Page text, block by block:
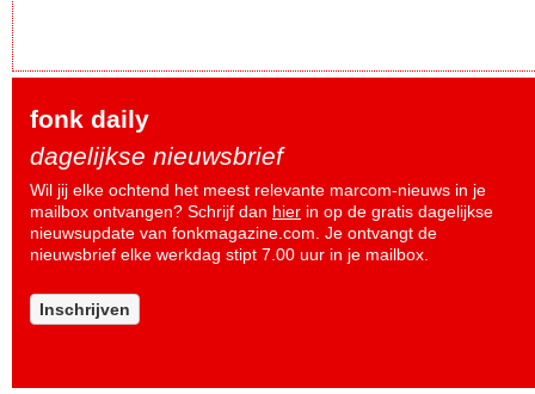
fonk daily
dagelijkse nieuwsbrief
Wil jij elke ochtend het meest relevante marcom-nieuws in je
mailbox ontvangen? Schrijf dan hier in op de gratis dagelijkse
nieuwsupdate van fonkmagazine.com. Je ontvangt de
nieuwsbrief elke werkdag stipt 7.00 uur in je mailbox.
Inschrijven